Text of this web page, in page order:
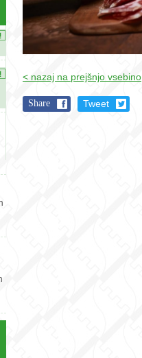
< nazaj na prejšnjo vsebino
Share Tweet